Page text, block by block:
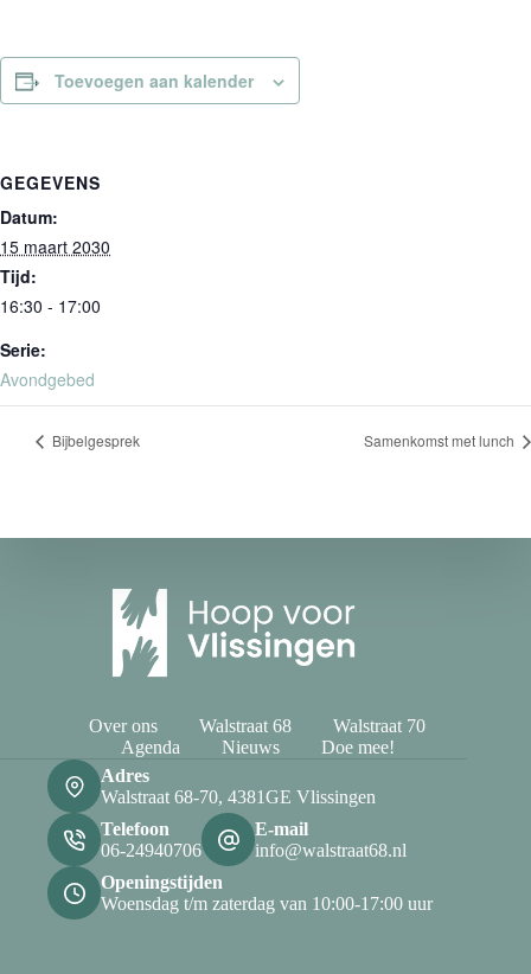
Toevoegen aan kalender
GEGEVENS
Datum:
15 maart 2030
Tijd:
16:30 - 17:00
Serie:
Avondgebed
Bijbelgesprek Samenkomst met lunch
Over ons Walstraat 68
Walstraat 70
Agenda
Nieuws
Doe mee!
Adres
Walstraat 68-70, 4381GE Vlissingen
Telefoon
06-24940706
E-mail
info@walstraat68.nl
Openingstijden
Woensdag t/m zaterdag van 10:00-17:00 uur